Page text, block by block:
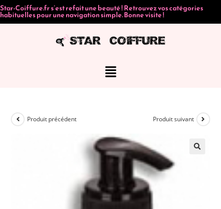
Star-Coiffure.fr s’est refait une beauté ! Retrouvez vos catégories
habituelles pour une navigation simple. Bonne visite !
Produit précédent Produit suivant